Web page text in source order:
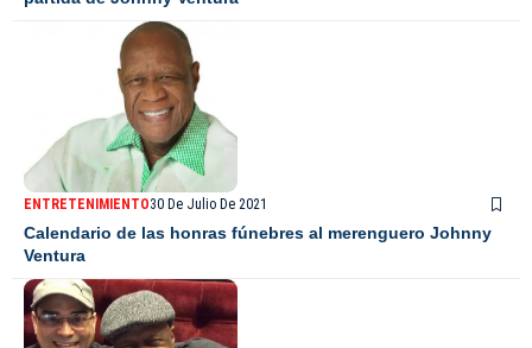
ENTRETENIMIENTO30 De Julio De 2021
Calendario de las honras fúnebres al merenguero Johnny
Ventura